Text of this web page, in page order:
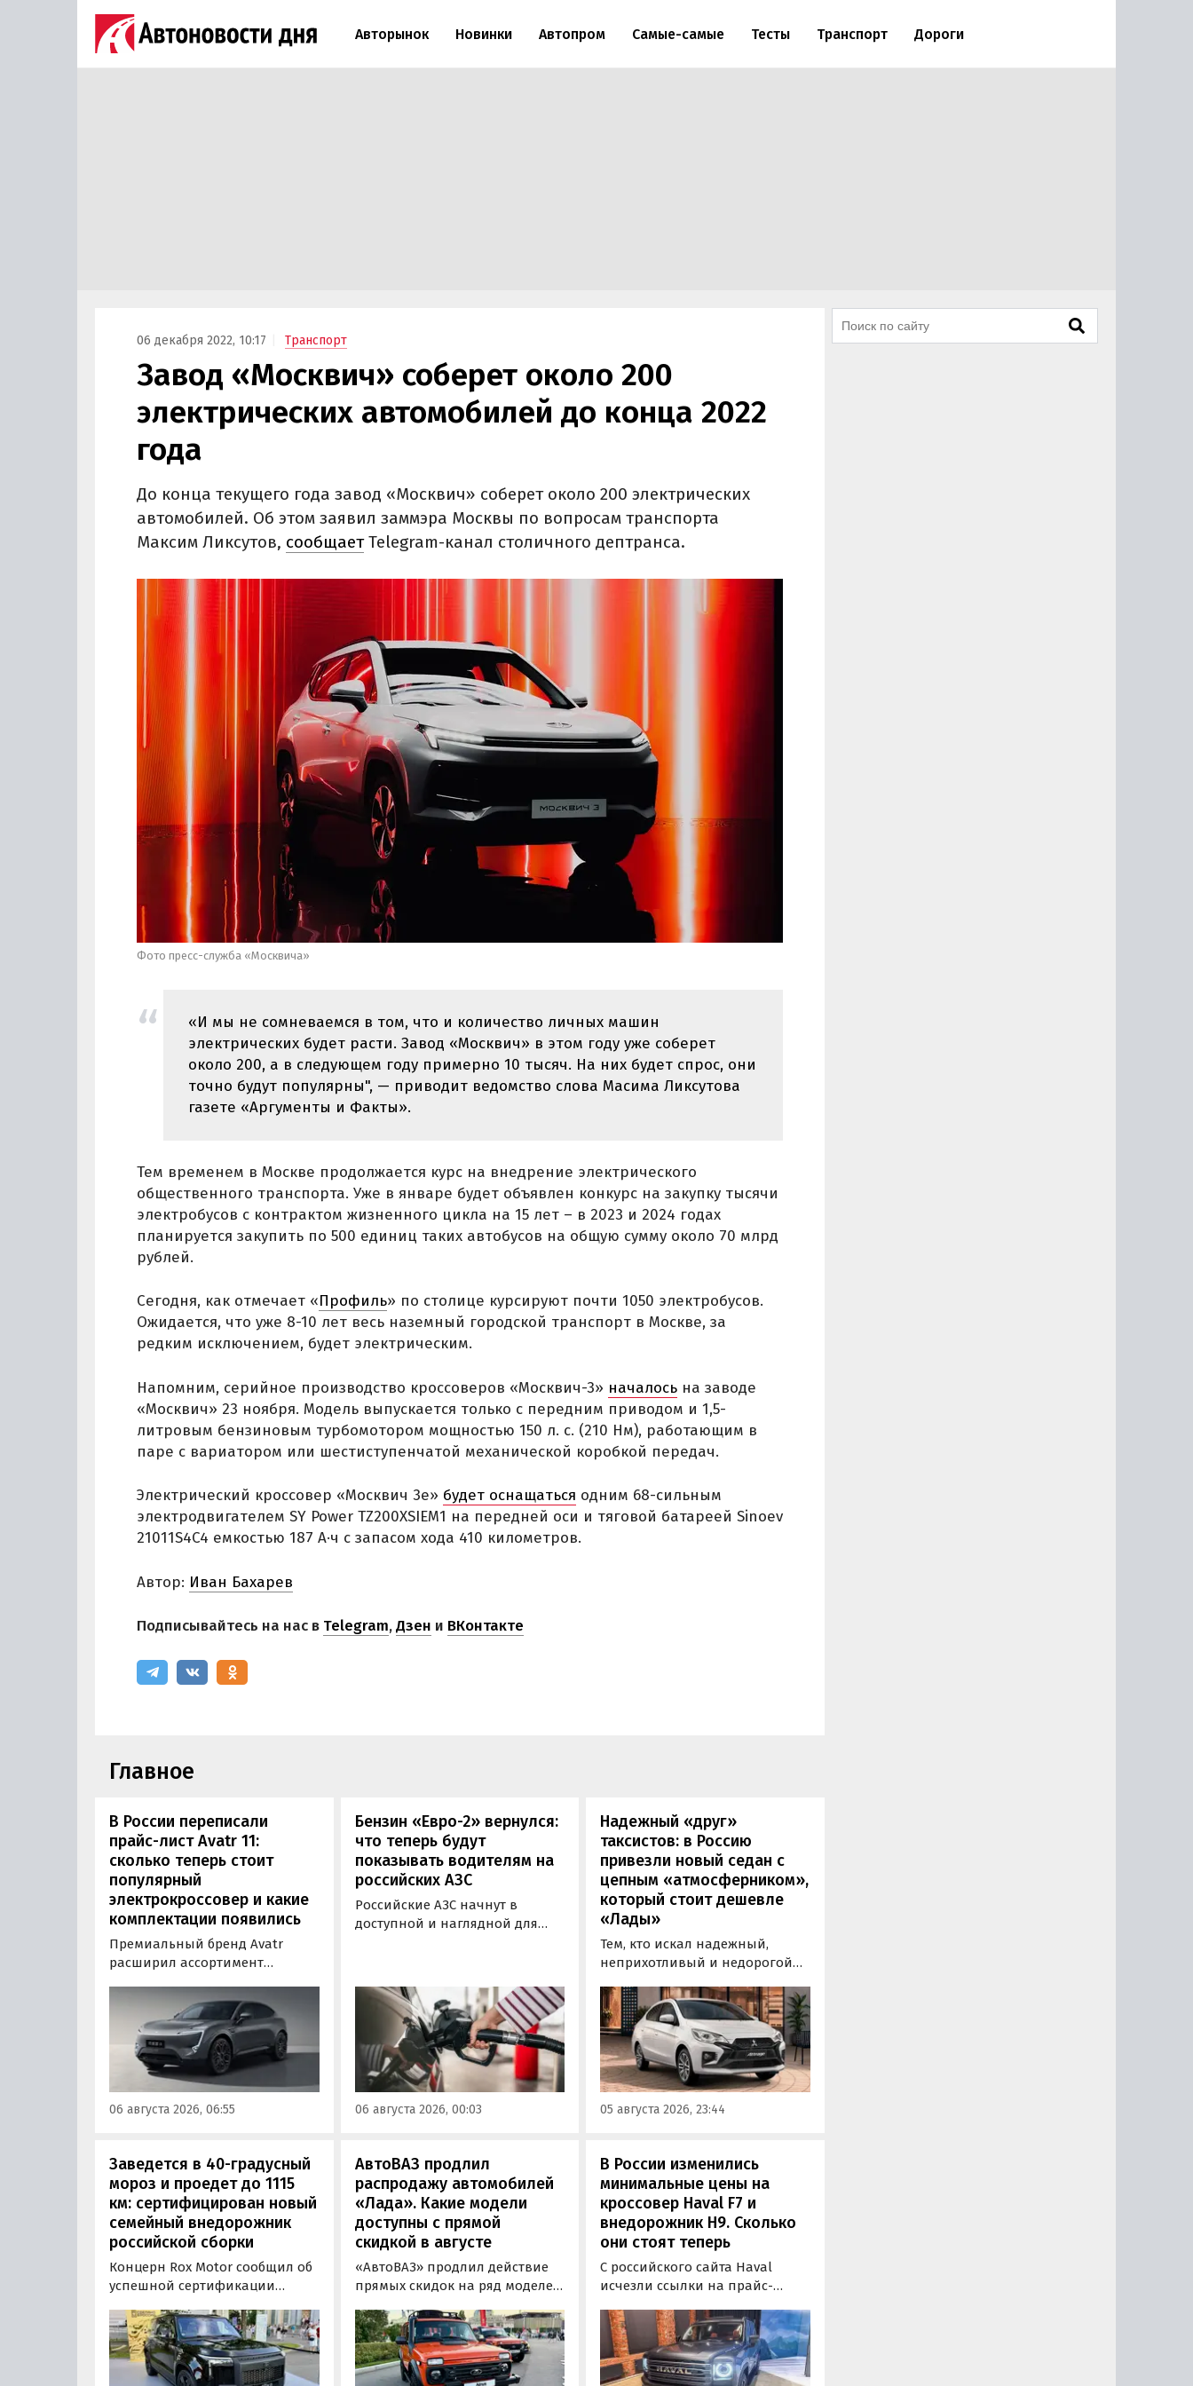
Авторынок Новинки Автопром Самые-самые Тесты Транспорт Дороги
06 декабря 2022, 10:17 Транспорт
Завод «Москвич» соберет около 200
электрических автомобилей до конца 2022
года
До конца текущего года завод «Москвич» соберет около 200 электрических
автомобилей. Об этом заявил заммэра Москвы по вопросам транспорта
Максим Ликсутов, сообщаетTelegram-канал столичного дептранса.
Фото пресс-служба «Москвича»
«И мы не сомневаемся в том, что и количество личных машин
электрических будет расти. Завод «Москвич» в этом году уже соберет
около 200, а в следующем году примерно 10 тысяч. На них будет спрос, они
точно будут популярны", — приводит ведомство слова Масима Ликсутова
газете «Аргументы и Факты».
Тем временем в Москве продолжается курс на внедрение электрического
общественного транспорта. Уже в январе будет объявлен конкурс на закупку тысячи
электробусов с контрактом жизненного цикла на 15 лет – в 2023 и 2024 годах
планируется закупить по 500 единиц таких автобусов на общую сумму около 70 млрд
рублей.
Сегодня, как отмечает «Профиль» по столице курсируют почти 1050 электробусов.
Ожидается, что уже 8-10 лет весь наземный городской транспорт в Москве, за
редким исключением, будет электрическим.
Напомним, серийное производство кроссоверов «Москвич-3» началось на заводе
«Москвич» 23 ноября. Модель выпускается только с передним приводом и 1,5-
литровым бензиновым турбомотором мощностью 150 л. с. (210 Нм), работающим в
паре с вариатором или шестиступенчатой механической коробкой передач.
Электрический кроссовер «Москвич 3е» будет оснащаться одним 68-сильным
электродвигателем SY Power TZ200XSIEM1 на передней оси и тяговой батареей Sinoev
21011S4C4 емкостью 187 А·ч с запасом хода 410 километров.
Автор: Иван Бахарев
Подписывайтесь на нас в Telegram,Дзен и ВКонтакте
Главное
В России переписали
прайс-лист Avatr 11:
сколько теперь стоит
популярный
электрокроссовер и какие
комплектации появились
Премиальный бренд Avatr
расширил ассортимент
кроссовера Avatr 11 в России
версиями 2026 года. Вместе с
этим из его прайс-листа
исчезло единственное
заднеприводное исполнение,
а минимальная цена модели
выросла на 760 тыс. рублей,
06 августа 2026, 06:55
Бензин «Евро-2» вернулся:
что теперь будут
показывать водителям на
российских АЗС
Российские АЗС начнут в
доступной и наглядной для
отпускаемого топлива. Это
позволит автовладельцам
осознанно выбрать топливо
определенного класса — от
«Евро-2» до «Евро-5»,
сообщили в Минэнерго РФ.
06 августа 2026, 00:03
Надежный «друг»
таксистов: в Россию
привезли новый седан с
цепным «атмосферником»,
который стоит дешевле
«Лады»
Тем, кто искал надежный,
неприхотливый и недорогой
может подойти популярный у
азиатских таксистов седан
Mitsubishi Attrage. В Таиланде
он стоит от 1 380 000 рублей по
текущему курсу, а «частник» из
Екатеринбурга просит за него 1
600 000 рублей, узнали
05 августа 2026, 23:44
Заведется в 40-градусный
мороз и проедет до 1115
км: сертифицирован новый
семейный внедорожник
российской сборки
Концерн Rox Motor сообщил об
успешной сертификации
Rox 01 российской сборки.
Модель получила Одобрение
типа транспортного средства
(ОТТС), позволяющее
АвтоВАЗ продлил
распродажу автомобилей
«Лада». Какие модели
доступны с прямой
скидкой в августе
«АвтоВАЗ» продлил действие
прямых скидок на ряд моделей
2025 годов выпуска до 31
августа 2026 года. При их
покупке можно сэкономить от
20 000 до 100 000 рублей,
В России изменились
минимальные цены на
кроссовер Haval F7 и
внедорожник H9. Сколько
они стоят теперь
С российского сайта Haval
исчезли ссылки на прайс-
F7 и рамные внедорожники H9
2025 года выпуска. В результате
минимальные цены обеих
моделей выросли на 50 тыс. и